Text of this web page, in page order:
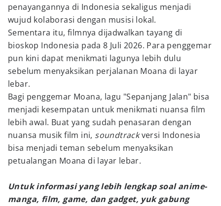
penayangannya di Indonesia sekaligus menjadi
wujud kolaborasi dengan musisi lokal.
Sementara itu, filmnya dijadwalkan tayang di
bioskop Indonesia pada 8 Juli 2026. Para penggemar
pun kini dapat menikmati lagunya lebih dulu
sebelum menyaksikan perjalanan Moana di layar
lebar.
Bagi penggemar Moana, lagu "Sepanjang Jalan" bisa
menjadi kesempatan untuk menikmati nuansa film
lebih awal. Buat yang sudah penasaran dengan
nuansa musik film ini, soundtrackversi Indonesia
bisa menjadi teman sebelum menyaksikan
petualangan Moana di layar lebar.
Untuk informasi yang lebih lengkap soal anime-
manga, film, game, dan gadget, yuk gabung